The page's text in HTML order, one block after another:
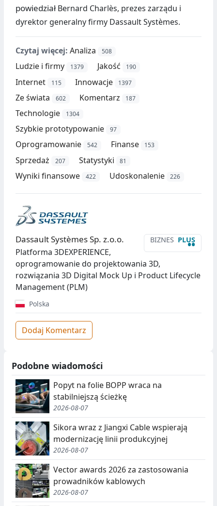
powiedziałBernard Charlès, prezes zarządu i
dyrektor generalny firmy Dassault Systèmes.
Czytaj więcej: Analiza 508
Ludzie i firmy 1379 Jakość 190
Internet 115 Innowacje 1397
Ze świata 602 Komentarz 187
Technologie 1304
Szybkie prototypowanie 97
Oprogramowanie 542 Finanse 153
Sprzedaż 207 Statystyki 81
Wyniki finansowe 422 Udoskonalenie 226
BIZNES PLUS
••
Dassault Systèmes Sp. z.o.o.
Platforma 3DEXPERIENCE,
oprogramowanie do projektowania 3D,
rozwiązania 3D Digital Mock Up i Product Lifecycle
Management (PLM)
Polska
Dodaj Komentarz
Podobne wiadomości
Popyt na folie BOPP wraca na
stabilniejszą ścieżkę
2026-08-07
Sikora wraz z Jiangxi Cable wspierają
modernizację linii produkcyjnej
2026-08-07
Vector awards 2026 za zastosowania
prowadników kablowych
2026-08-07